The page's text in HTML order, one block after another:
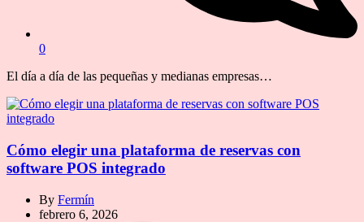
0
El día a día de las pequeñas y medianas empresas…
Cómo elegir una plataforma de reservas con
software POS integrado
By Fermín
febrero 6, 2026